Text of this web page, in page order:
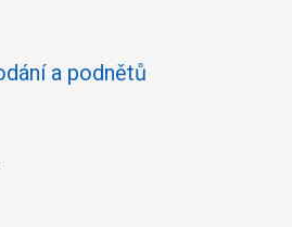
a podnětů